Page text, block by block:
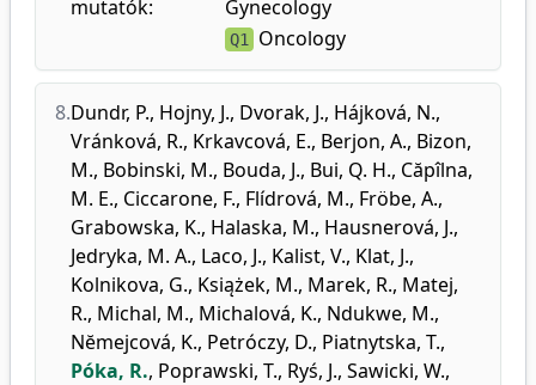
mutatók:
Gynecology
Q1 Oncology
8.Dundr, P., Hojny, J., Dvorak, J., Hájková, N.,
Vránková, R., Krkavcová, E., Berjon, A., Bizon,
M., Bobinski, M., Bouda, J., Bui, Q. H., Căpîlna,
M. E., Ciccarone, F., Flídrová, M., Fröbe, A.,
Grabowska, K., Halaska, M., Hausnerová, J.,
Jedryka, M. A., Laco, J., Kalist, V., Klat, J.,
Kolnikova, G., Książek, M., Marek, R., Matej,
R., Michal, M., Michalová, K., Ndukwe, M.,
Nĕmejcová, K., Petróczy, D., Piatnytska, T.,
Póka, R., Poprawski, T., Ryś, J., Sawicki, W.,